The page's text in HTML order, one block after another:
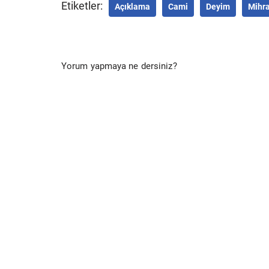
Etiketler: Açıklama Cami Deyim
Yorum yapmaya ne dersiniz?